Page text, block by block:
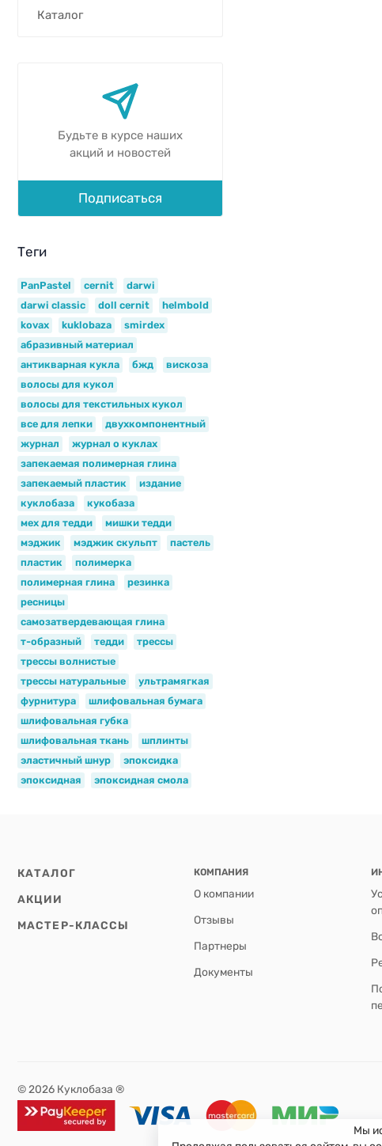
Каталог
Будьте в курсе наших
акций и новостей
Подписаться
Теги
PanPastel cernit
darwi
darwi classic
doll cernit
helmbold
kovax
kuklobaza
smirdex
абразивный материал
антикварная кукла
бжд
вискоза
волосы для кукол
волосы для текстильных кукол
все для лепки
двухкомпонентный
журнал
журнал о куклах
запекаемая полимерная глина
запекаемый пластик
издание
куклобаза
кукобаза
мех для тедди
мишки тедди
мэджик
мэджик скульпт
пастель
пластик
полимерка
полимерная глина
резинка
ресницы
самозатвердевающая глина
т-образный
тедди
трессы
трессы волнистые
трессы натуральные
ультрамягкая
фурнитура
шлифовальная бумага
шлифовальная губка
шлифовальная ткань
шплинты
эластичный шнур
эпоксидка
эпоксидная
эпоксидная смола
КАТАЛОГ
АКЦИИ
МАСТЕР-КЛАССЫ
КОМПАНИЯ
О компании
Отзывы
Партнеры
Документы
© 2026 Куклобаза ®
Мы